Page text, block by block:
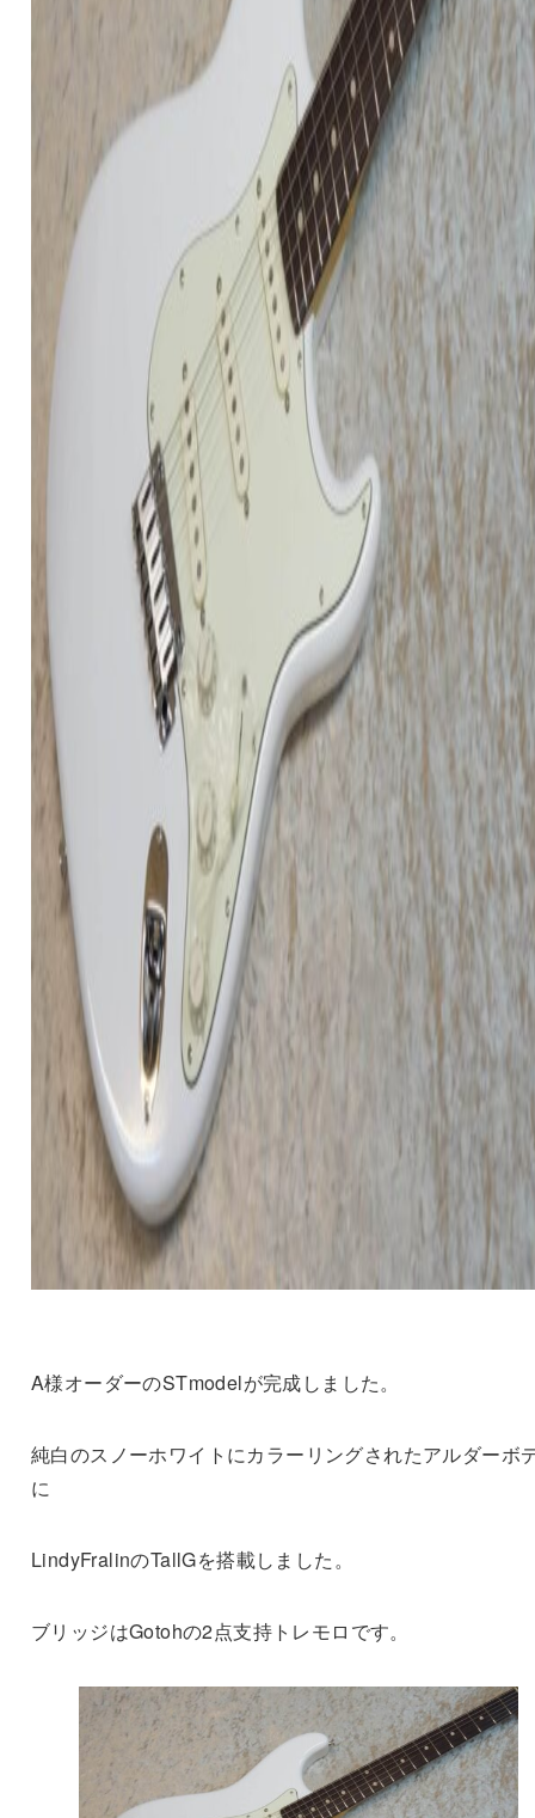
A様オーダーのSTmodelが完成しました。
純白のスノーホワイトにカラーリングされたアルダーボ
に
LindyFralinのTallGを搭載しました。
ブリッジはGotohの2点支持トレモロです。